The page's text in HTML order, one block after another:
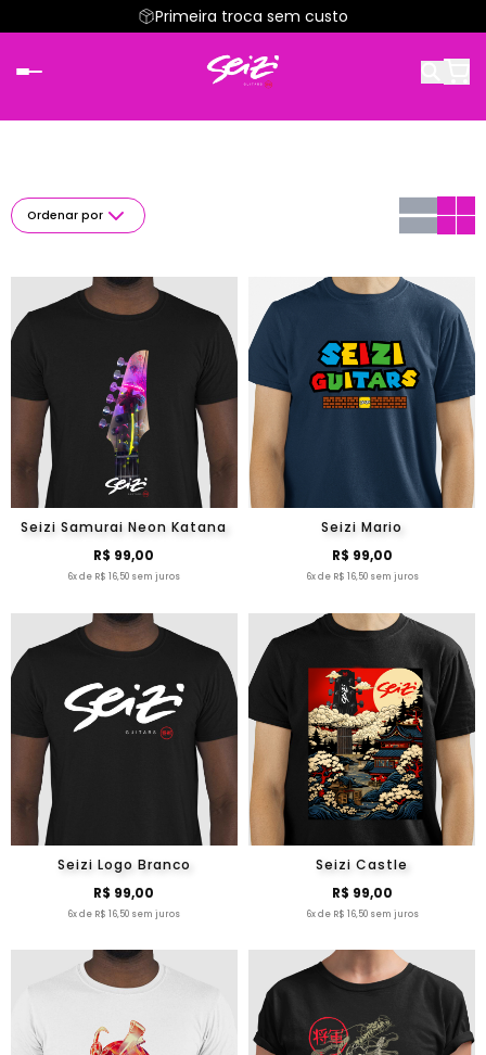
Primeira troca sem custo
Ordenar por
Seizi Samurai Neon Katana
R$ 99,00
6x de R$ 16,50 sem juros
Seizi Mario
R$ 99,00
6x de R$ 16,50 sem juros
Seizi Logo Branco
R$ 99,00
6x de R$ 16,50 sem juros
Seizi Castle
R$ 99,00
6x de R$ 16,50 sem juros